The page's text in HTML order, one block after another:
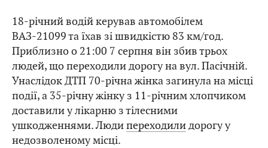
18-річний водій керував автомобілем
ВАЗ-21099 та їхав зі швидкістю 83 км/год.
Приблизно о 21:00 7 серпня він збив трьох
людей, що переходили дорогу на вул. Пасічній.
Унаслідок ДТП 70-річна жінка загинула на місці
події, а 35-річну жінку з 11-річним хлопчиком
доставили у лікарню з тілесними
ушкодженнями. Людипереходилидорогу у
недозволеному місці.